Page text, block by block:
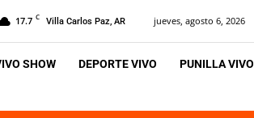
17.7 C Villa Carlos Paz, AR jueves, agosto 6, 2026
SHOW DEPORTE VIVO PUNILLA VIVO